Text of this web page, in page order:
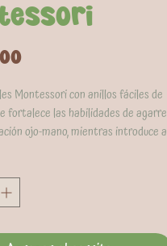
Precio
Montessori con anillos fáciles de
fortalece las habilidades de agarre
ojo-mano, mientras introduce a
y números. Los anillos también
mordedores, sumando diversión
al momento de apilar y explorar.